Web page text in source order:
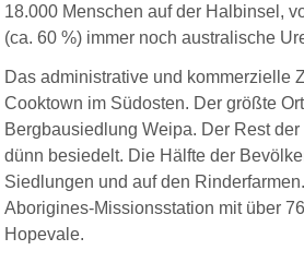
18.000 Menschen auf der Halbinsel,
(ca. 60 %) immer noch australische
Das administrative und kommerzielle
Cooktown im Südosten. Der größte
Bergbausiedlung Weipa. Der Rest
dünn besiedelt. Die Hälfte der
Siedlungen und auf den
Aborigines-Missionsstation mit über
Hopevale.